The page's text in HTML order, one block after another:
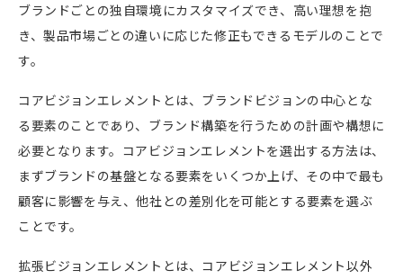
ブランドごとの独自環境にカスタマイズでき、高い理想を抱
き、製品市場ごとの違いに応じた修正もできるモデルのことで
す。
コアビジョンエレメントとは、ブランドビジョンの中心とな
る要素のことであり、ブランド構築を行うための計画や構想に
必要となります。コアビジョンエレメントを選出する方法は、
まずブランドの基盤となる要素をいくつか上げ、その中で最も
顧客に影響を与え、他社との差別化を可能とする要素を選ぶ
ことです。
拡張ビジョンエレメントとは、コアビジョンエレメント以外